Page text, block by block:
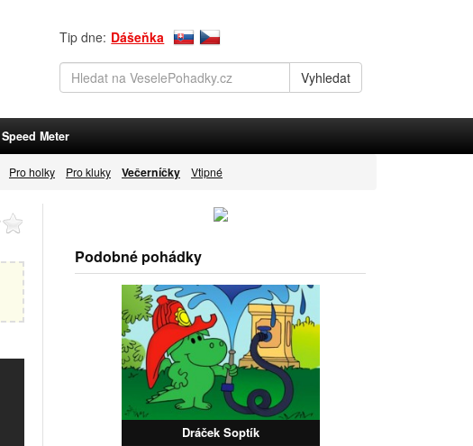
Tip dne: Dášeňka
Speed Meter
Pro holky Pro kluky Večerníčky Vtipné
Podobné pohádky
Dráček Soptík